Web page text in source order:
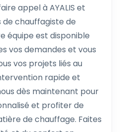
appel à AYALIS et
chauffagiste de
équipe est disponible
vos demandes et vous
vos projets liés au
rapide et
dès maintenant pour
et profiter de
de chauffage. Faites